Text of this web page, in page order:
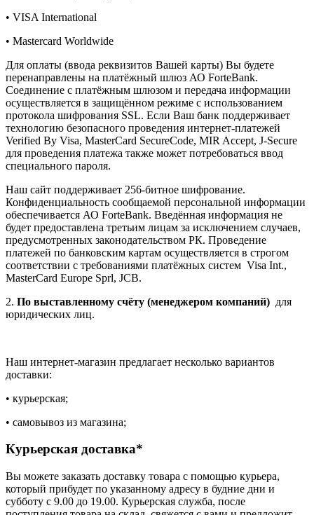
• VISA International
• Mastercard Worldwide
Для оплаты (ввода реквизитов Вашей карты) Вы будете
перенаправлены на платёжный шлюз АО ForteBank.
Соединение с платёжным шлюзом и передача информации
осуществляется в защищённом режиме с использованием
протокола шифрования SSL. Если Ваш банк поддерживает
технологию безопасного проведения интернет-платежей
Verified By Visa, MasterCard SecureCode, MIR Accept, J-Secure
для проведения платежа также может потребоваться ввод
специального пароля.
Наш сайт поддерживает 256-битное шифрование.
Конфиденциальность сообщаемой персональной информации
обеспечивается АО ForteBank. Введённая информация не
будет предоставлена третьим лицам за исключением случаев,
предусмотренных законодательством РК. Проведение
платежей по банковским картам осуществляется в строгом
соответствии с требованиями платёжных систем Visa Int.,
MasterCard Europe Sprl, JCB.
2. По выставленному счёту (менеджером компаний) для
юридических лиц.
Наш интернет-магазин предлагает несколько вариантов
доставки:
• курьерская;
• самовывоз из магазина;
Курьерская доставка*
Вы можете заказать доставку товара с помощью курьера,
который прибудет по указанному адресу в будние дни и
субботу с 9.00 до 19.00. Курьерская служба, после